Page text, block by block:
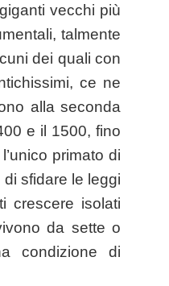
vecchi più
talmente
dei quali con
ce ne
alla seconda
e il 1500, fino
primato di
sfidare le leggi
crescere isolati
da sette o
condizione di